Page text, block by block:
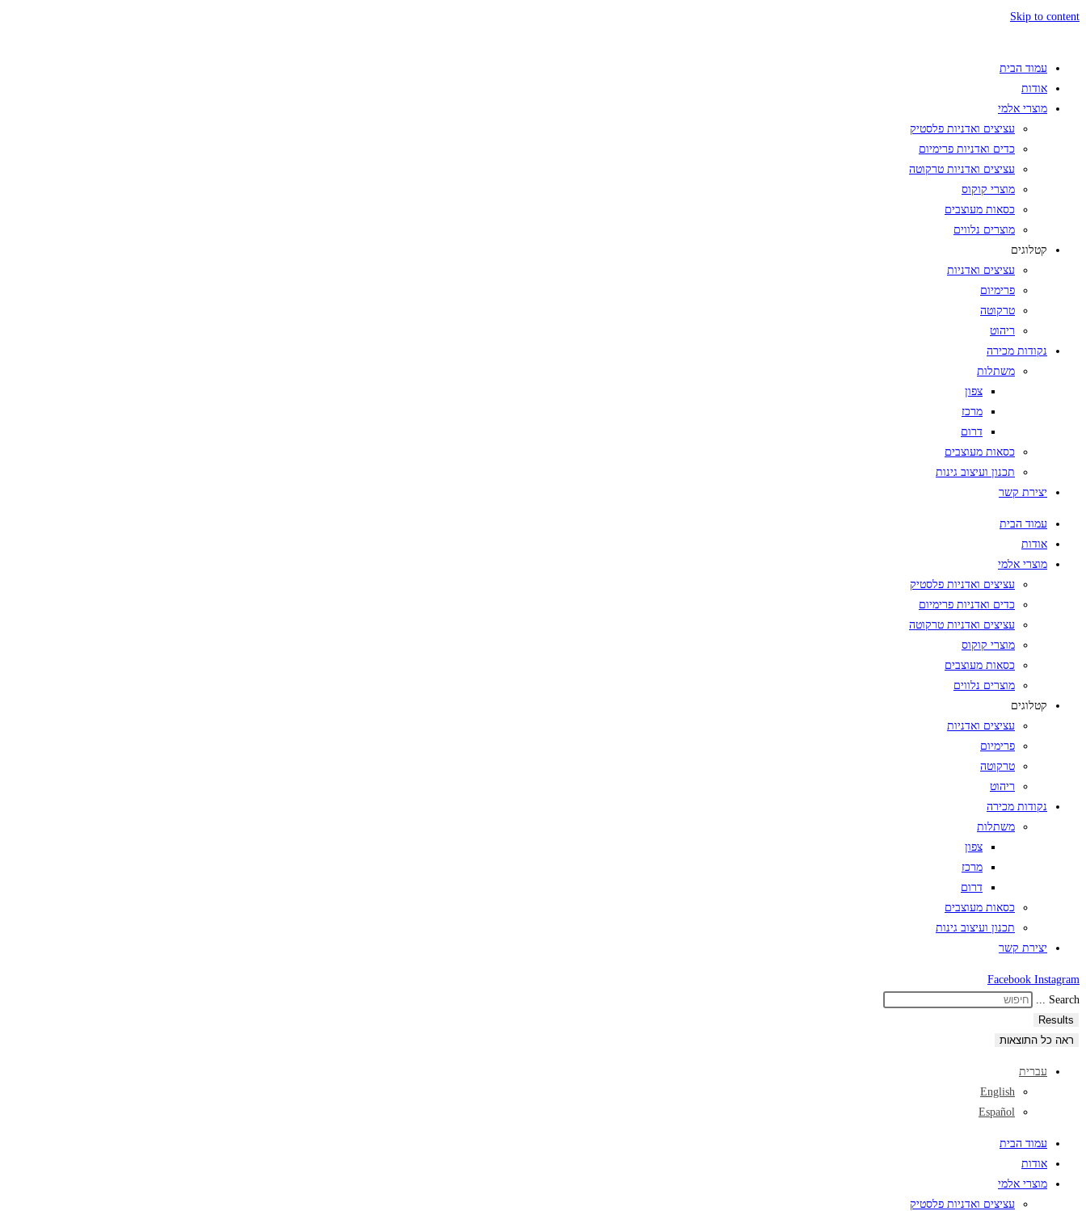
Skip to content
עמוד הבית
אודות
מוצרי אלמי
עציצים ואדניות פלסטיק
כדים ואדניות פרימיום
עציצים ואדניות טרקוטה
מוצרי קוקוס
כסאות מעוצבים
מוצרים נלווים
קטלוגים
עציצים ואדניות
פרימיום
טרקוטה
ריהוט
נקודות מכירה
משתלות
צפון
מרכז
דרום
כסאות מעוצבים
תכנון ועיצוב גינות
יצירת קשר
עמוד הבית
אודות
מוצרי אלמי
עציצים ואדניות פלסטיק
כדים ואדניות פרימיום
עציצים ואדניות טרקוטה
מוצרי קוקוס
כסאות מעוצבים
מוצרים נלווים
קטלוגים
עציצים ואדניות
פרימיום
טרקוטה
ריהוט
נקודות מכירה
משתלות
צפון
מרכז
דרום
כסאות מעוצבים
תכנון ועיצוב גינות
יצירת קשר
Facebook Instagram
Search ...
Results
ראה כל התוצאות
עברית
English
Español
עמוד הבית
אודות
מוצרי אלמי
עציצים ואדניות פלסטיק